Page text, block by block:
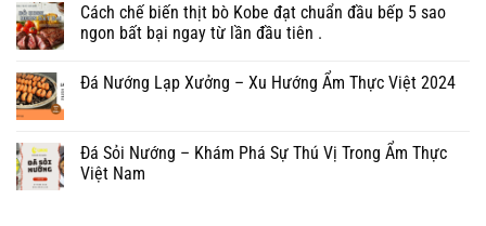
Cách chế biến thịt bò Kobe đạt chuẩn đầu bếp 5 sao
ngon bất bại ngay từ lần đầu tiên .
Đá Nướng Lạp Xưởng – Xu Hướng Ẩm Thực Việt 2024
Đá Sỏi Nướng – Khám Phá Sự Thú Vị Trong Ẩm Thực
Việt Nam